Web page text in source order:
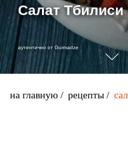
Салат Тбилиси
аутентично от Gurmadze
на главную / рецепты /